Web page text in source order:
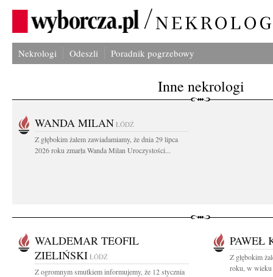
Nekrologi Odeszli Poradnik pogrzebowy
Inne nekrologi
WANDA MILAN ŁÓDŹ
Z głębokim żalem zawiadamiamy, że dnia 29 lipca
2026 roku zmarła Wanda Milan Uroczystości...
WALDEMAR TEOFIL
ZIELIŃSKI ŁÓDŹ
Z ogromnym smutkiem informujemy, że 12 stycznia
PAWEŁ
Z głębokim
roku, w wieku